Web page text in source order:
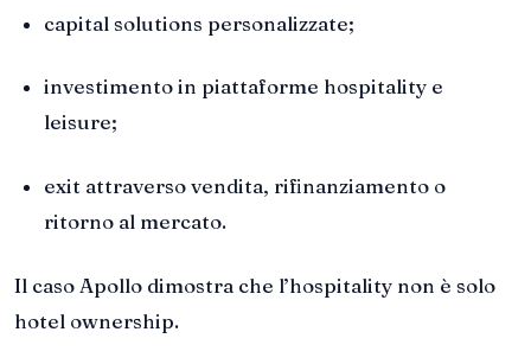
capital solutions personalizzate;
investimento in piattaforme hospitality e
leisure;
exit attraverso vendita, rifinanziamento o
ritorno al mercato.
Il caso Apollo dimostra che l’hospitality non è solo
hotel ownership.